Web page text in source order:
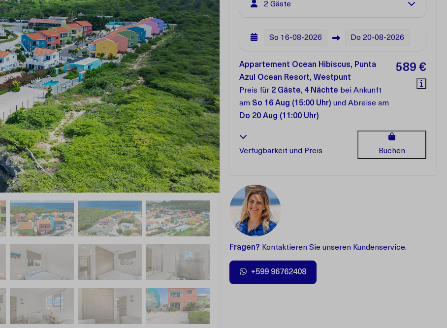
2 Gäste
So 16-08-2026 Do 20-08-2026
589 €
Appartement Ocean Hibiscus, Punta
Azul Ocean Resort, Westpunt
Preis für 2 Gäste, 4 Nächte bei Ankunft
am So 16 Aug (15:00 Uhr) und Abreise am
Do 20 Aug (11:00 Uhr)
Verfügbarkeit und Preis Buchen
Fragen? Kontaktieren Sie unseren Kundenservice.
+599 96762408